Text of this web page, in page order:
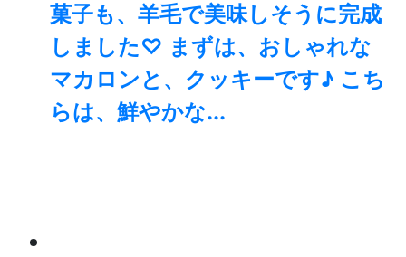
菓子も、羊毛で美味しそうに完成
しました♡ まずは、おしゃれな
マカロンと、クッキーです♪ こち
らは、鮮やかな...